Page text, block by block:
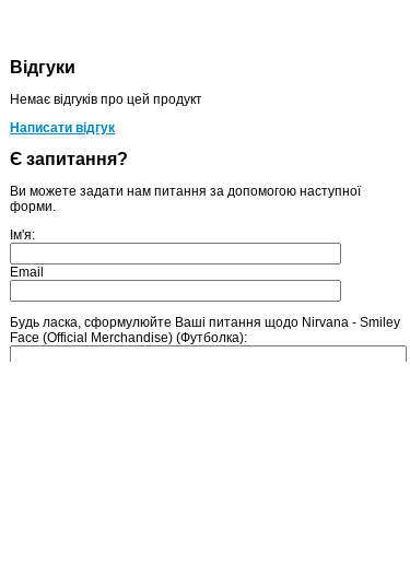
Відгуки
Немає відгуків про цей продукт
Написати відгук
Є запитання?
Ви можете задати нам питання за допомогою наступної
форми.
Ім'я:
Email
Будь ласка, сформулюйте Ваші питання щодо Nirvana - Smiley
Face (Official Merchandise) (Футболка):